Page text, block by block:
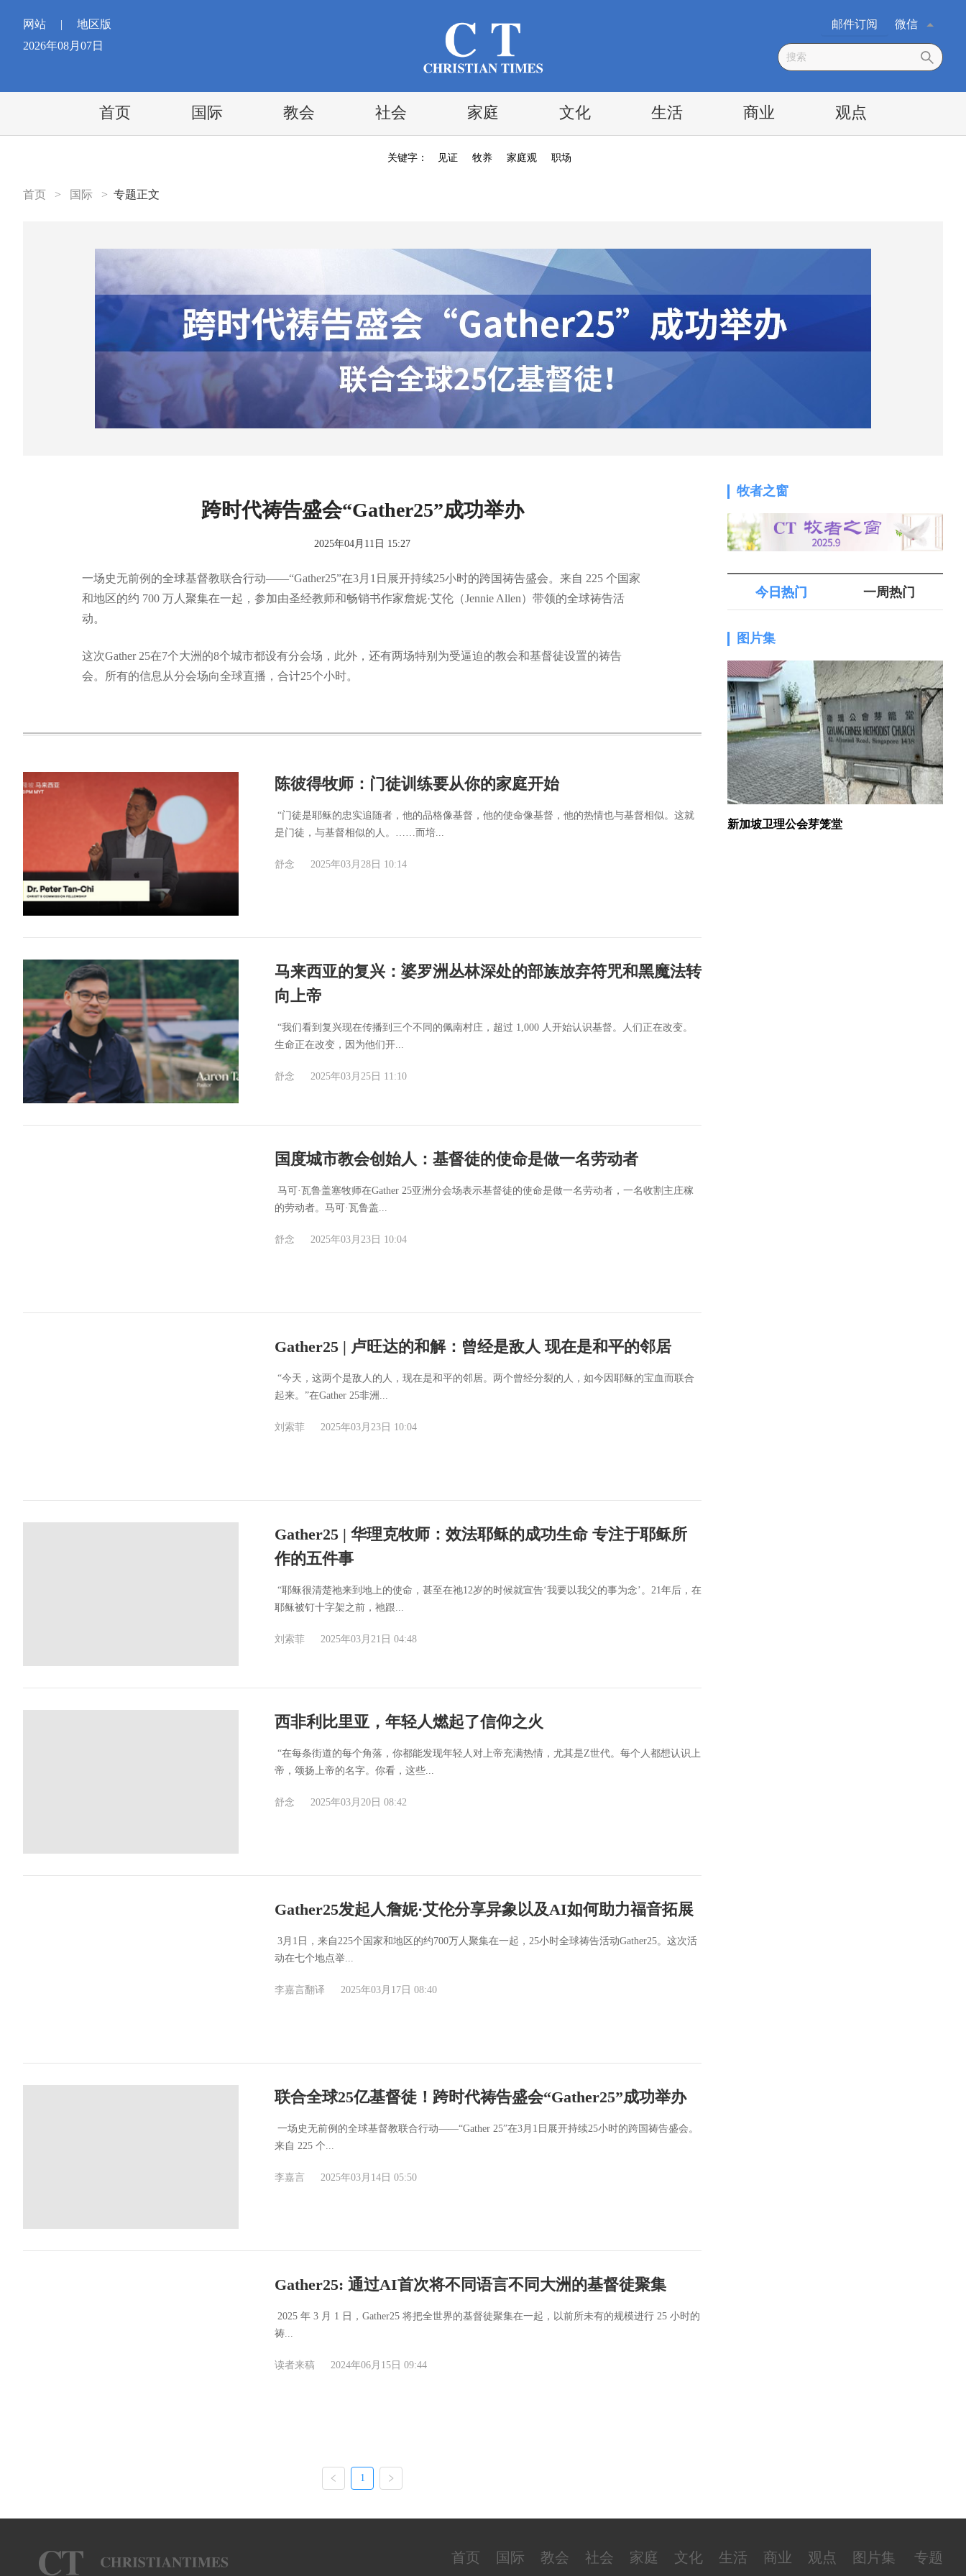
网站 |
地区版
2026年08月07日
微信
邮件订阅
首页 国际 教会 社会 家庭 文化 生活 商业 观点
关键字： 见证 牧养 家庭观 职场
首页 > 国际 > 专题正文
跨时代祷告盛会“Gather25”成功举办
2025年04月11日 15:27
一场史无前例的全球基督教联合行动——“Gather25”在3月1日展开持续25小时的跨国祷告盛会。来自 225 个国家
和地区的约 700 万人聚集在一起，参加由圣经教师和畅销书作家詹妮·艾伦（Jennie Allen）带领的全球祷告活
动。
这次Gather 25在7个大洲的8个城市都设有分会场，此外，还有两场特别为受逼迫的教会和基督徒设置的祷告
会。所有的信息从分会场向全球直播，合计25个小时。
陈彼得牧师：门徒训练要从你的家庭开始
​ “门徒是耶稣的忠实追随者，他的品格像基督，他的使命像基督，他的热情也与基督相似。这就
是门徒，与基督相似的人。……而培...
舒念 2025年03月28日 10:14
马来西亚的复兴：婆罗洲丛林深处的部族放弃符咒和黑魔法转
向上帝
​ “我们看到复兴现在传播到三个不同的佩南村庄，超过 1,000 人开始认识基督。人们正在改变。
生命正在改变，因为他们开...
舒念 2025年03月25日 11:10
国度城市教会创始人：基督徒的使命是做一名劳动者
​ 马可·瓦鲁盖塞牧师在Gather 25亚洲分会场表示基督徒的使命是做一名劳动者，一名收割主庄稼
的劳动者。马可·瓦鲁盖...
舒念 2025年03月23日 10:04
Gather25 | 卢旺达的和解：曾经是敌人 现在是和平的邻居
​ “今天，这两个是敌人的人，现在是和平的邻居。两个曾经分裂的人，如今因耶稣的宝血而联合
起来。”在Gather 25非洲...
刘索菲 2025年03月23日 10:04
Gather25 | 华理克牧师：效法耶稣的成功生命 专注于耶稣所
作的五件事
​ “耶稣很清楚祂来到地上的使命，甚至在祂12岁的时候就宣告‘我要以我父的事为念’。21年后，在
耶稣被钉十字架之前，祂跟...
刘索菲 2025年03月21日 04:48
西非利比里亚，年轻人燃起了信仰之火
​ “在每条街道的每个角落，你都能发现年轻人对上帝充满热情，尤其是Z世代。每个人都想认识上
帝，颂扬上帝的名字。你看，这些...
舒念 2025年03月20日 08:42
Gather25发起人詹妮·艾伦分享异象以及AI如何助力福音拓展
​ 3月1日，来自225个国家和地区的约700万人聚集在一起，25小时全球祷告活动Gather25。这次活
动在七个地点举...
李嘉言翻译 2025年03月17日 08:40
联合全球25亿基督徒！跨时代祷告盛会“Gather25”成功举办
​ 一场史无前例的全球基督教联合行动——“Gather 25”在3月1日展开持续25小时的跨国祷告盛会。
来自 225 个...
李嘉言 2025年03月14日 05:50
Gather25: 通过AI首次将不同语言不同大洲的基督徒聚集
​ ​2025 年 3 月 1 日，Gather25 将把全世界的基督徒聚集在一起，以前所未有的规模进行 25 小时的
祷...
读者来稿 2024年06月15日 09:44
1
牧者之窗
今日热门 一周热门
图片集
新加坡卫理公会芽笼堂
首页 国际 教会 社会 家庭 文化 生活 商业 观点 图片集 专题